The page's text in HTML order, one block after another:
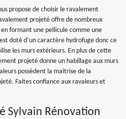
propose de choisir le ravalement
projeté offre de nombreux
formant une pellicule comme une
doté d’un caractère hydrofuge donc ce
les murs extérieurs. En plus de cette
projeté donne un habillage aux murs
possèdent la maitrise de la
Faites confiance aux ravaleurs et
Sylvain Rénovation